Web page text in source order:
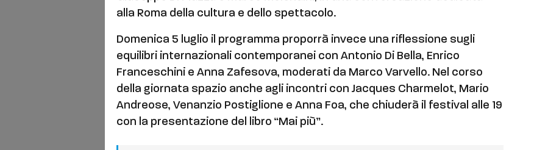
alla Roma della cultura e dello spettacolo.
Domenica 5 luglio il programma proporrà invece una riflessione sugli
equilibri internazionali contemporanei con Antonio Di Bella, Enrico
Franceschini e Anna Zafesova, moderati da Marco Varvello. Nel corso
della giornata spazio anche agli incontri con Jacques Charmelot, Mario
Andreose, Venanzio Postiglione e Anna Foa, che chiuderà il festival alle 19
con la presentazione del libro “Mai più”.